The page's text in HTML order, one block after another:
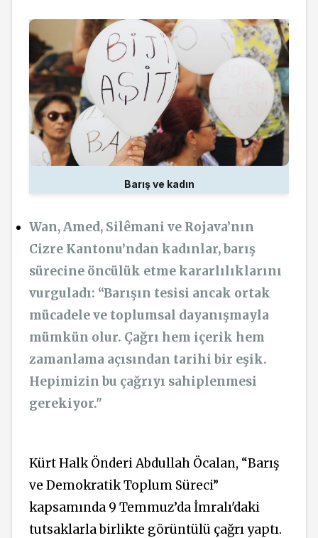
Barış ve kadın
Wan, Amed, Silêmani ve Rojava’nın
Cizre Kantonu’ndan kadınlar, barış
sürecine öncülük etme kararlılıklarını
vurguladı: “Barışın tesisi ancak ortak
mücadele ve toplumsal dayanışmayla
mümkün olur. Çağrı hem içerik hem
zamanlama açısından tarihi bir eşik.
Hepimizin bu çağrıyı sahiplenmesi
gerekiyor."
Kürt Halk Önderi Abdullah Öcalan, “Barış
ve Demokratik Toplum Süreci”
kapsamında 9 Temmuz’da İmralı'daki
tutsaklarla birlikte görüntülü çağrı yaptı.